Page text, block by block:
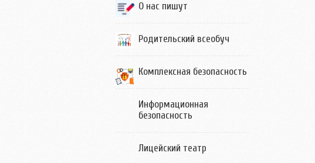
О нас пишут
Родительский всеобуч
Комплексная безопасность
Информационная
безопасность
Лицейский театр